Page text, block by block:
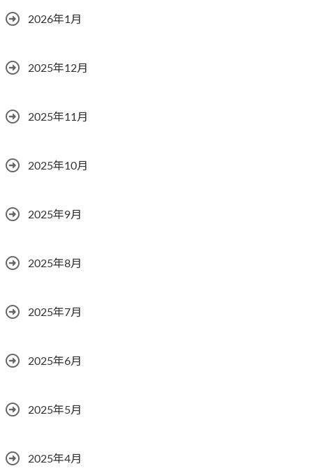
2026年1月
2025年12月
2025年11月
2025年10月
2025年9月
2025年8月
2025年7月
2025年6月
2025年5月
2025年4月